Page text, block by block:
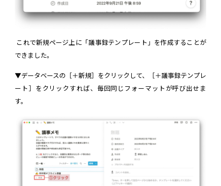
これで新規ページ上に「議事録テンプレート」を作成することが
できました。
▼データベースの［＋新規］をクリックして、［＋議事録テンプレ
ート］をクリックすれば、毎回同じフォーマットが呼び出せま
す。